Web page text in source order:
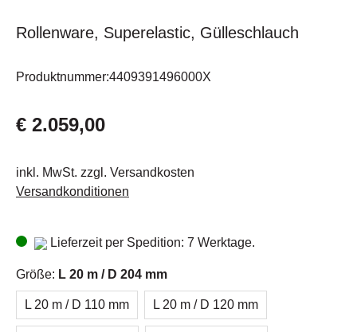
Rollenware, Superelastic, Gülleschlauch
Produktnummer:4409391496000X
€ 2.059,00
inkl. MwSt. zzgl. Versandkosten
Versandkonditionen
Lieferzeit per Spedition: 7 Werktage.
Größe: L 20 m / D 204 mm
L 20 m / D 110 mm L 20 m / D 120 mm